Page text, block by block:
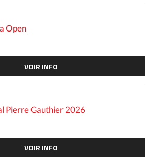
Open
VOIR INFO
Pierre Gauthier 2026
VOIR INFO